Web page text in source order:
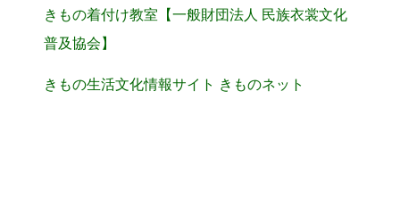
きもの着付け教室【一般財団法人 民族衣裳文化
普及協会】
きもの生活文化情報サイト きものネット